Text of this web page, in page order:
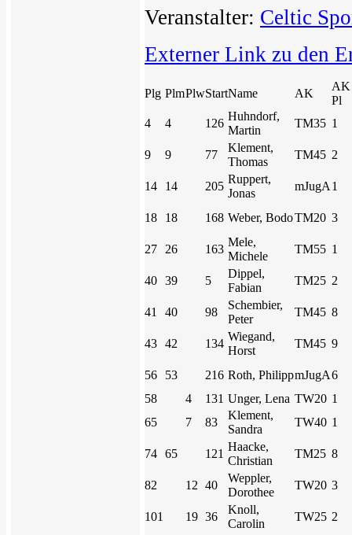
Veranstalter: Celtic
Externer Link zu den
Plg PlmPlwStartName AK
AK
Pl
4
4 126
Huhndorf,
Martin
TM35 1
9 9 77
Klement,
Thomas
TM45 2
14 14 205
Ruppert,
Jonas
mJugA 1
18 18 168 Weber, BodoTM20 3
27 26 163
Mele,
Michele
TM55 1
40 39 5
Dippel,
Fabian
TM25 2
41 40 98
Schembier,
Peter
TM45 8
43 42 134
Wiegand,
Horst
TM45 9
56 53 216 Roth, PhilippmJugA6
58
4 131 Unger, Lena TW20 1
65
7 83
Klement,
Sandra
TW40 1
74 65 121
Haacke,
Christian
TM25 8
82 12 40
Weppler,
Dorothee
TW20 3
101 19 36
Knoll,
Carolin
TW25 2